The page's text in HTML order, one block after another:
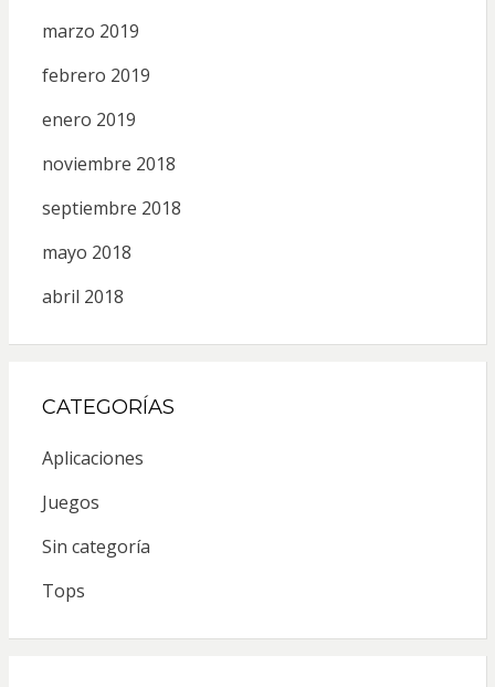
marzo 2019
febrero 2019
enero 2019
noviembre 2018
septiembre 2018
mayo 2018
abril 2018
CATEGORÍAS
Aplicaciones
Juegos
Sin categoría
Tops